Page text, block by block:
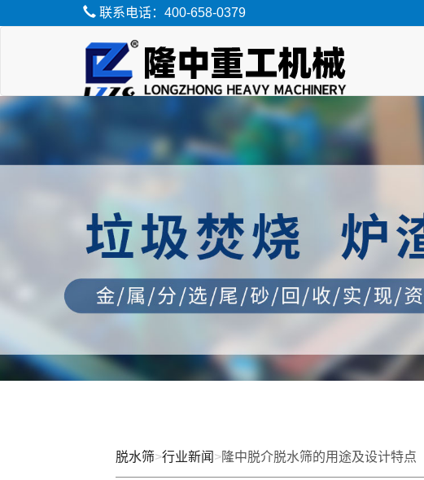
联系电话：400-658-0379
脱水筛
脱水筛>行业新闻 >隆中脱介脱水筛的用途及设计特点